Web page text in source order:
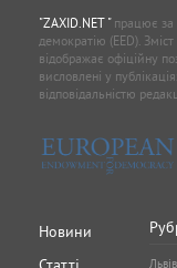
"ZAXID.NET "працює за
демократію (EED).
відображає офіційну
висловлені у
відповідальністю
Новини
Львів